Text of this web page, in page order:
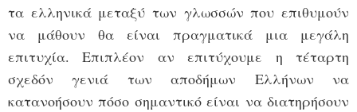
τα ελληνικά μεταξύ των γλωσσών που επιθυμούν
να μάθουν θα είναι πραγματικά μια μεγάλη
επιτυχία. Επιπλέον αν επιτύχουμε η τέταρτη
σχεδόν γενιά των αποδήμων Ελλήνων να
κατανοήσουν πόσο σημαντικό είναι να διατηρήσουν